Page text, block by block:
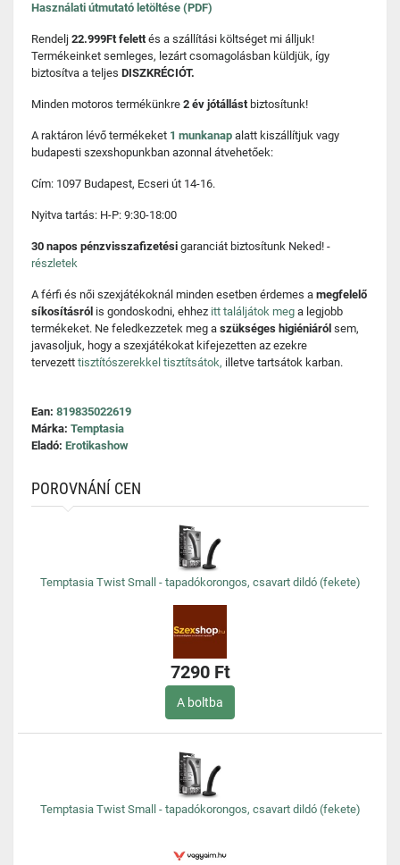
Használati útmutató letöltése (PDF)
Rendelj 22.999Ft felettés a szállítási költséget mi álljuk!
Termékeinket semleges, lezárt csomagolásban küldjük, így
biztosítva a teljes DISZKRÉCIÓT.
Minden motoros termékünkre 2 év jótállást biztosítunk!
A raktáron lévő termékeket 1 munkanap alatt kiszállítjuk vagy
budapesti szexshopunkban azonnal átvehetőek:
Cím: 1097 Budapest, Ecseri út 14-16.
Nyitva tartás: H-P: 9:30-18:00
30 napos pénzvisszafizetési garanciát biztosítunk Neked! -
részletek
A férfi és női szexjátékoknál minden esetben érdemes a megfelelő
síkosításról is gondoskodni, ehhez itt találjátok meg a legjobb
termékeket. Ne feledkezzetek meg a szükséges higiéniáról sem,
javasoljuk, hogy a szexjátékokat kifejezetten az ezekre
tervezett tisztítószerekkel tisztítsátok, illetve tartsátok karban.
Ean: 819835022619
Márka: Temptasia
Eladó: Erotikashow
POROVNÁNÍ CEN
Temptasia Twist Small - tapadókorongos, csavart dildó (fekete)
7290 Ft
A boltba
Temptasia Twist Small - tapadókorongos, csavart dildó (fekete)